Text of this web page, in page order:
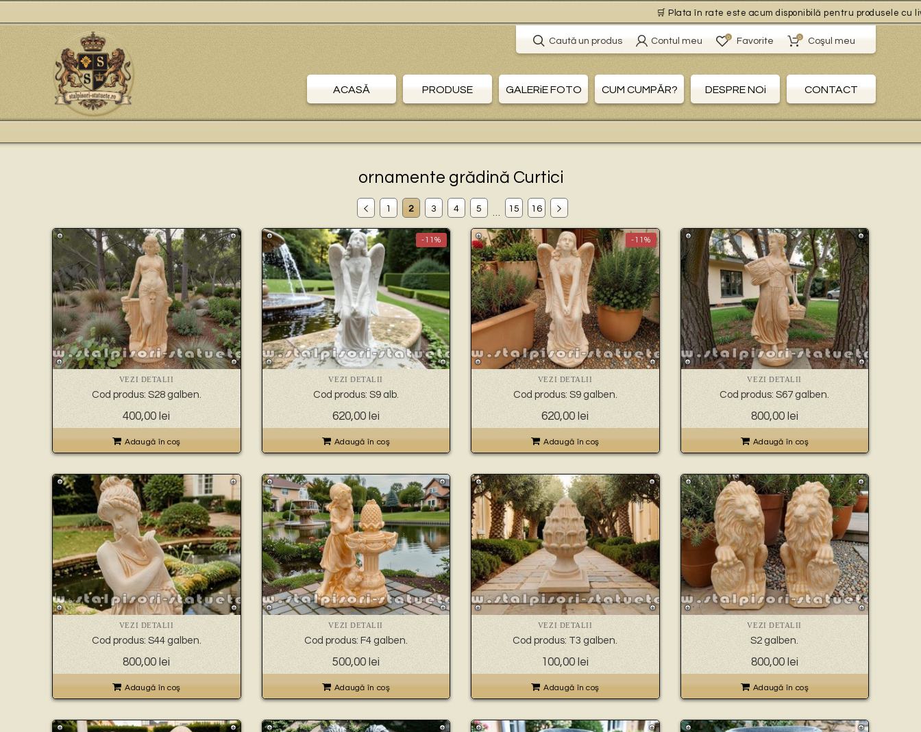
🛒 Plata în rate este acum disponibilă pentru produsele cu livrare
Caută un produs Contul meu 0 Favorite 0 Coşul meu
ACASĂ PRODUSE GALERiE FOTO CUM CUMPĂR? DESPRE NOi CONTACT
ornamente grădină Curtici
1 2 3 4 5 … 15 16
VEZI DETALII
Cod produs: S28 galben.
400,00 lei
Adaugă în coş
-11%
VEZI DETALII
Cod produs: S9 alb.
Prețul
inițial
a
fost:
620,00 leiPrețul
curent
este:
620,00 lei.
Adaugă în coş
-11%
VEZI DETALII
Cod produs: S9 galben.
Prețul
inițial
a
fost:
620,00 leiPrețul
curent
este:
620,00 lei.
Adaugă în coş
VEZI DETALII
Cod produs: S67 galben.
800,00 lei
Adaugă în coş
VEZI DETALII
Cod produs: S44 galben.
800,00 lei
Adaugă în coş
VEZI DETALII
Cod produs: F4 galben.
500,00 lei
Adaugă în coş
VEZI DETALII
Cod produs: T3 galben.
100,00 lei
Adaugă în coş
VEZI DETALII
S2 galben.
800,00 lei
Adaugă în coş